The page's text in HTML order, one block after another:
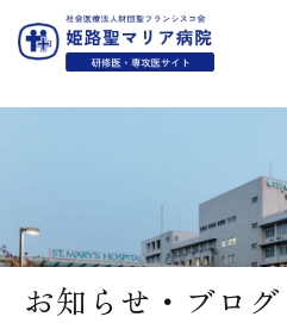
お知らせ・ブログ